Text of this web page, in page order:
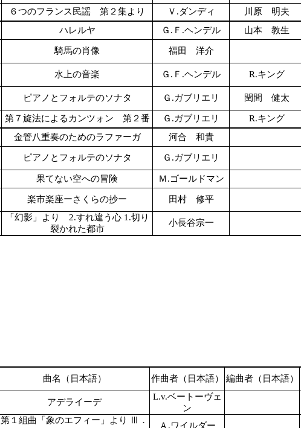
６つのフランス民謡 第２集より Ｖ.ダンディ 川原 明夫
ハレルヤ Ｇ.Ｆ.ヘンデル 山本 教生
騎馬の肖像 福田 洋介
水上の音楽 Ｇ.Ｆ.ヘンデル R.キング
ピアノとフォルテのソナタ Ｇ.ガブリエリ 閏間 健太
第７旋法によるカンツォン 第２番 Ｇ.ガブリエリ R.キング
金管八重奏のためのラファーガ 河合 和貴
ピアノとフォルテのソナタ Ｇ.ガブリエリ
果てない空への冒険 Ｍ.ゴールドマン
楽市楽座ーさくらの抄ー 田村 修平
「幻影」より 2.すれ違う心 1.切り
裂かれた都市
小長谷宗一
曲名（日本語） 作曲者（日本語） 編曲者（日本語）
アデライーデ
L.v.ベートーヴェ
ン
第１組曲「象のエフィー」より Ⅲ．
Ａ.ワイルダー